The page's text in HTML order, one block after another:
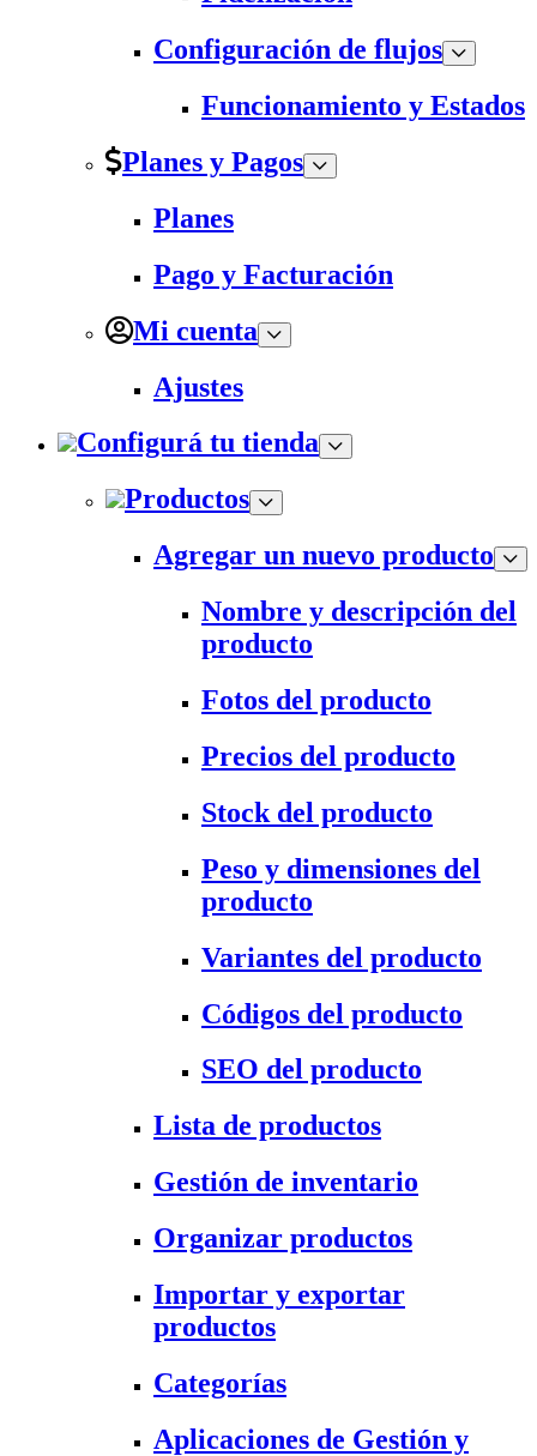
Configuración de flujos
Funcionamiento y Estados
Planes y Pagos
Planes
Pago y Facturación
Mi cuenta
Ajustes
Configurá tu tienda
Productos
Agregar un nuevo producto
Nombre y descripción del
producto
Fotos del producto
Precios del producto
Stock del producto
Peso y dimensiones del
producto
Variantes del producto
Códigos del producto
SEO del producto
Lista de productos
Gestión de inventario
Organizar productos
Importar y exportar
productos
Categorías
Aplicaciones de Gestión y